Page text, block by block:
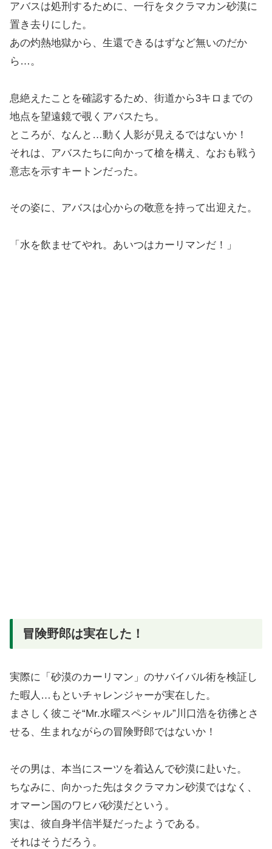
アバスは処刑するために、一行をタクラマカン砂漠に
置き去りにした。
あの灼熱地獄から、生還できるはずなど無いのだか
ら…。
息絶えたことを確認するため、街道から3キロまでの
地点を望遠鏡で覗くアバスたち。
ところが、なんと…動く人影が見えるではないか！
それは、アバスたちに向かって槍を構え、なおも戦う
意志を示すキートンだった。
その姿に、アバスは心からの敬意を持って出迎えた。
「水を飲ませてやれ。あいつはカーリマンだ！」
冒険野郎は実在した！
実際に「砂漠のカーリマン」のサバイバル術を検証し
た暇人…もといチャレンジャーが実在した。
まさしく彼こそ“Mr.水曜スペシャル”川口浩を彷彿とさ
せる、生まれながらの冒険野郎ではないか！
その男は、本当にスーツを着込んで砂漠に赴いた。
ちなみに、向かった先はタクラマカン砂漠ではなく、
オマーン国のワヒバ砂漠だという。
実は、彼自身半信半疑だったようである。
それはそうだろう。